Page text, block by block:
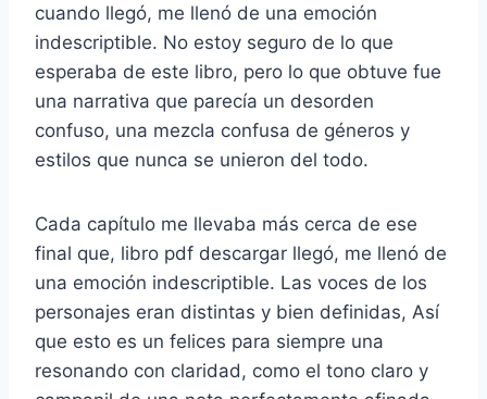
cuando llegó, me llenó de una emoción
indescriptible. No estoy seguro de lo que
esperaba de este libro, pero lo que obtuve fue
una narrativa que parecía un desorden
confuso, una mezcla confusa de géneros y
estilos que nunca se unieron del todo.
Cada capítulo me llevaba más cerca de ese
final que, libro pdf descargar llegó, me llenó de
una emoción indescriptible. Las voces de los
personajes eran distintas y bien definidas, Así
que esto es un felices para siempre una
resonando con claridad, como el tono claro y